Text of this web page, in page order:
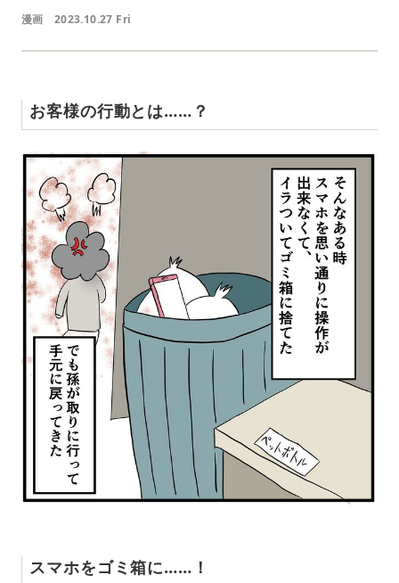
漫画 2023.10.27 Fri
お客様の行動とは……？
スマホをゴミ箱に……！